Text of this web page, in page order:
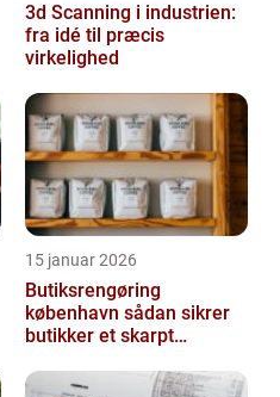
3d Scanning i industrien:
fra idé til præcis
virkelighed
15 januar 2026
Butiksrengøring
københavn sådan sikrer
butikker et skarpt